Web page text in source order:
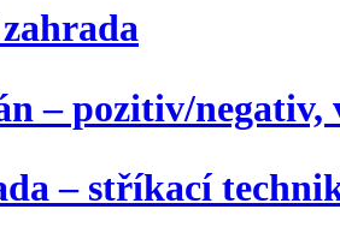
– pozitiv/negativ,
– stříkací